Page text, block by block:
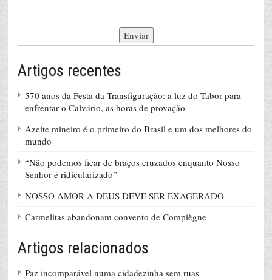
Artigos recentes
570 anos da Festa da Transfiguração: a luz do Tabor para
enfrentar o Calvário, as horas de provação
Azeite mineiro é o primeiro do Brasil e um dos melhores do
mundo
“Não podemos ficar de braços cruzados enquanto Nosso
Senhor é ridicularizado”
NOSSO AMOR A DEUS DEVE SER EXAGERADO
Carmelitas abandonam convento de Compiègne
Artigos relacionados
Paz incomparável numa cidadezinha sem ruas